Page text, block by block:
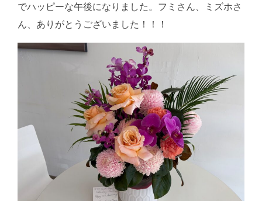
でハッピーな午後になりました。フミさん、ミズホさ
ん、ありがとうございました！！！